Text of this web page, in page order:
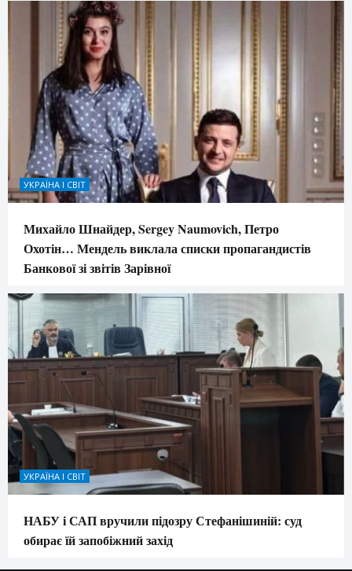
УКРАЇНА І СВІТ
Михайло Шнайдер, Sergey Naumovich, Петро
Охотін… Мендель виклала списки пропагандистів
Банкової зі звітів Зарівної
УКРАЇНА І СВІТ
НАБУ і САП вручили підозру Стефанішиній: суд
обирає їй запобіжний захід